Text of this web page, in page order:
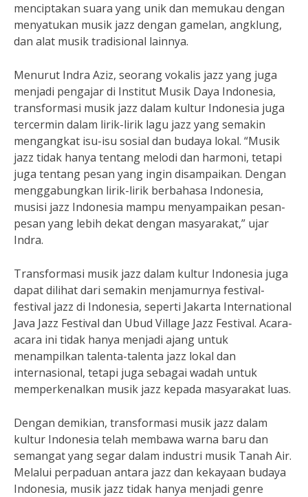
menciptakan suara yang unik dan memukau dengan
menyatukan musik jazz dengan gamelan, angklung,
dan alat musik tradisional lainnya.
Menurut Indra Aziz, seorang vokalis jazz yang juga
menjadi pengajar di Institut Musik Daya Indonesia,
transformasi musik jazz dalam kultur Indonesia juga
tercermin dalam lirik-lirik lagu jazz yang semakin
mengangkat isu-isu sosial dan budaya lokal. “Musik
jazz tidak hanya tentang melodi dan harmoni, tetapi
juga tentang pesan yang ingin disampaikan. Dengan
menggabungkan lirik-lirik berbahasa Indonesia,
musisi jazz Indonesia mampu menyampaikan pesan-
pesan yang lebih dekat dengan masyarakat,” ujar
Indra.
Transformasi musik jazz dalam kultur Indonesia juga
dapat dilihat dari semakin menjamurnya festival-
festival jazz di Indonesia, seperti Jakarta International
Java Jazz Festival dan Ubud Village Jazz Festival. Acara-
acara ini tidak hanya menjadi ajang untuk
menampilkan talenta-talenta jazz lokal dan
internasional, tetapi juga sebagai wadah untuk
memperkenalkan musik jazz kepada masyarakat luas.
Dengan demikian, transformasi musik jazz dalam
kultur Indonesia telah membawa warna baru dan
semangat yang segar dalam industri musik Tanah Air.
Melalui perpaduan antara jazz dan kekayaan budaya
Indonesia, musik jazz tidak hanya menjadi genre